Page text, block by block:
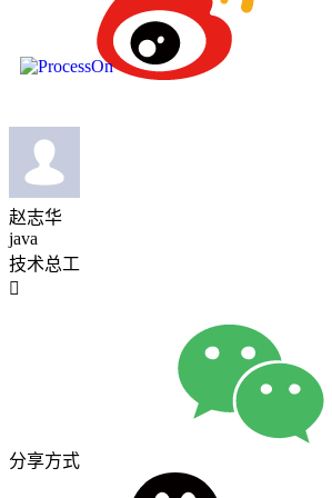
赵志华
java
技术总工

分享方式